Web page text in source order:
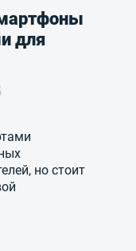
для
но стоит